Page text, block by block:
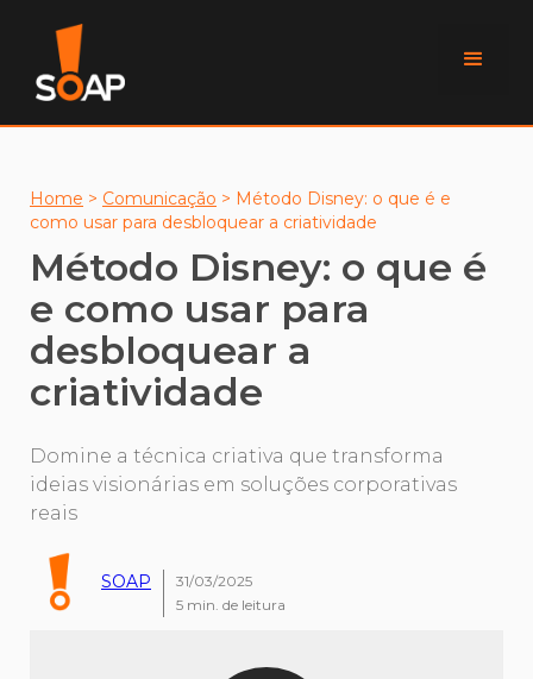
Home > Comunicação > Método Disney: o que é e
como usar para desbloquear a criatividade
Método Disney: o que é
e como usar para
desbloquear a
criatividade
Domine a técnica criativa que transforma
ideias visionárias em soluções corporativas
reais
SOAP
31/03/2025
5 min. de leitura